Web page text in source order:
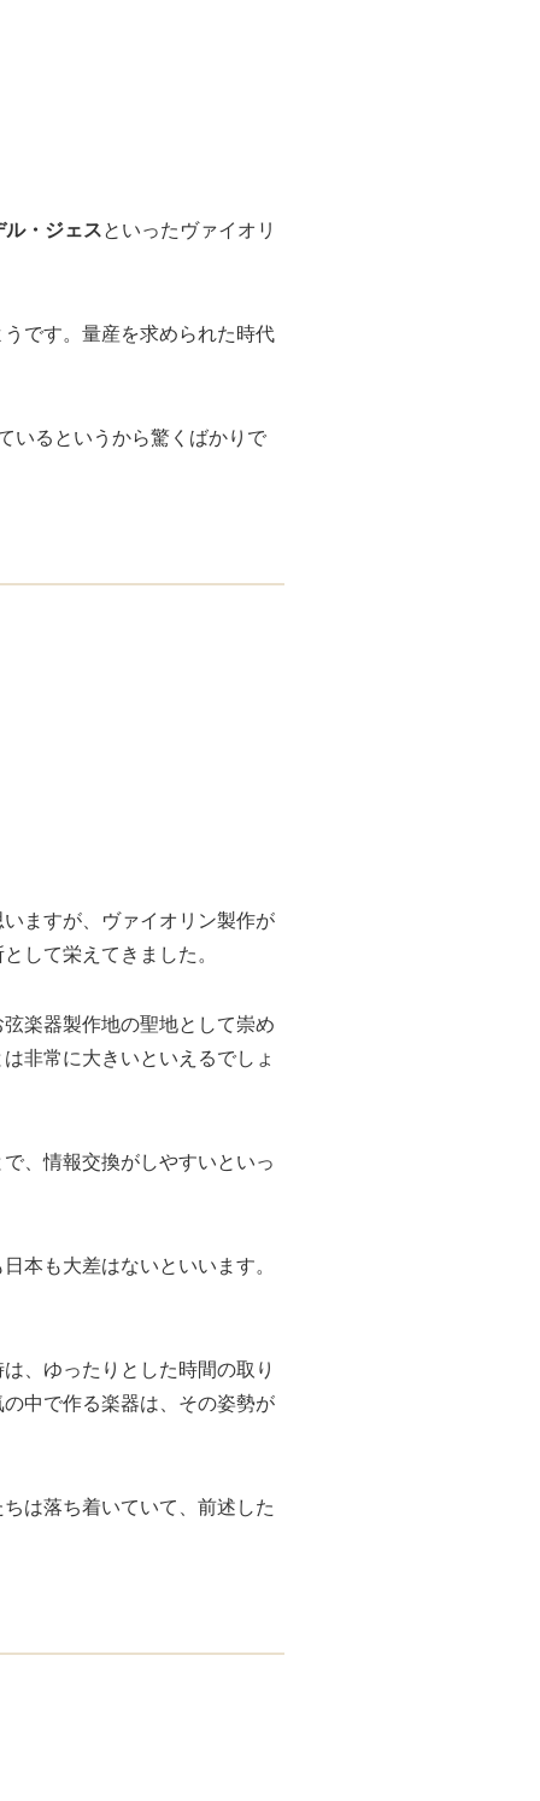
・ジェスといったヴァイオリ
です。量産を求められた時代
いるというから驚くばかりで
ますが、ヴァイオリン製作が
して栄えてきました。
楽器製作地の聖地として崇め
非常に大きいといえるでしょ
、情報交換がしやすいといっ
本も大差はないといいます。
、ゆったりとした時間の取り
中で作る楽器は、その姿勢が
は落ち着いていて、前述した